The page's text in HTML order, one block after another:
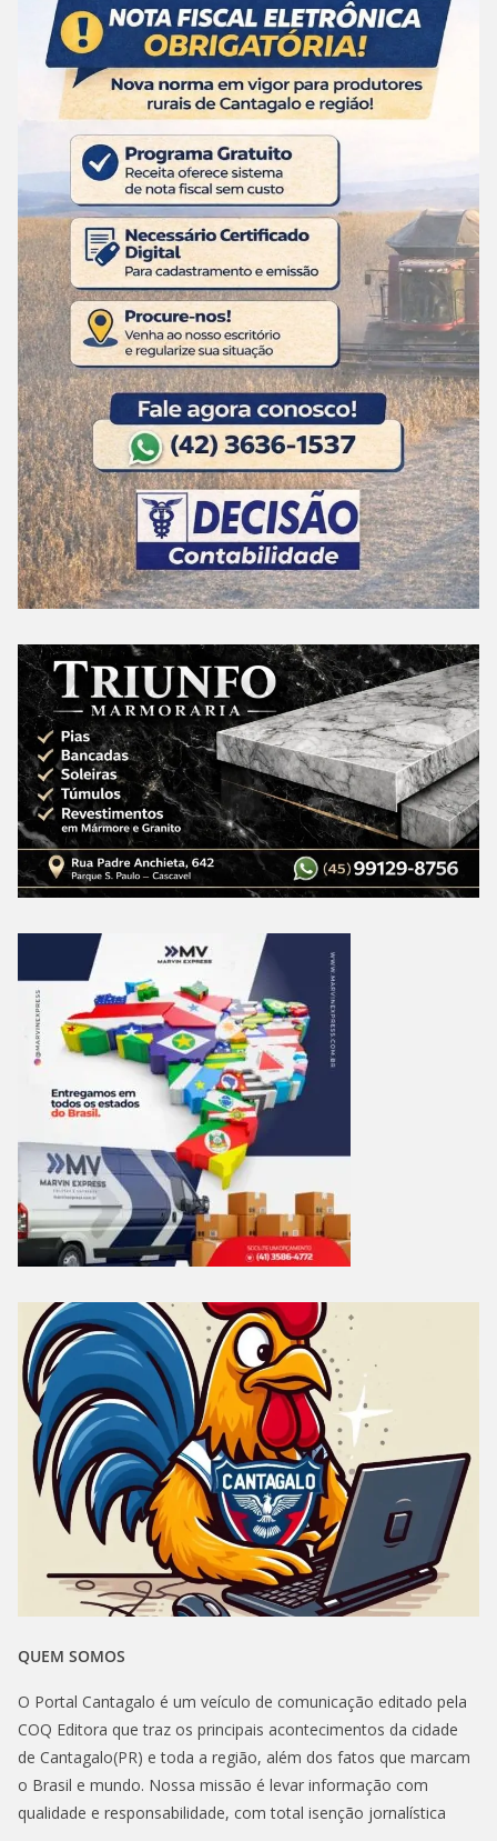
QUEM SOMOS
O Portal Cantagalo é um veículo de comunicação editado pela
COQ Editora que traz os principais acontecimentos da cidade
de Cantagalo(PR) e toda a região, além dos fatos que marcam
o Brasil e mundo. Nossa missão é levar informação com
qualidade e responsabilidade, com total isenção jornalística